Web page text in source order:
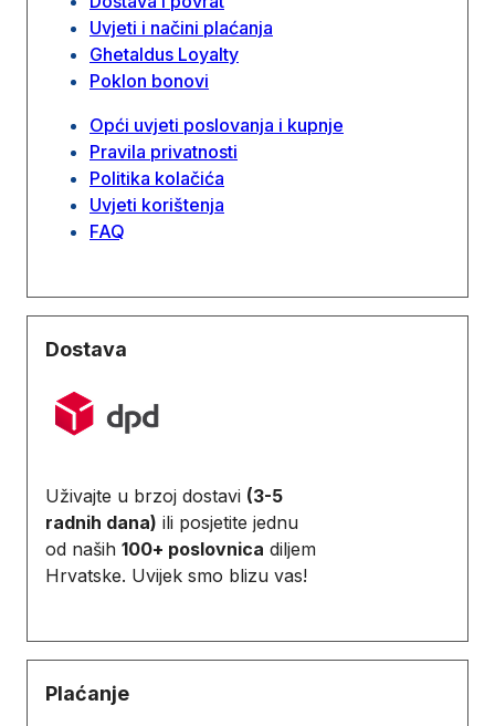
Uvjeti i načini plaćanja
Ghetaldus Loyalty
Poklon bonovi
Opći uvjeti poslovanja i kupnje
Pravila privatnosti
Politika kolačića
Uvjeti korištenja
FAQ
Dostava
Uživajte u brzoj dostavi (3-5
radnih dana) ili posjetite jednu
od naših 100+ poslovnica diljem
Hrvatske. Uvijek smo blizu vas!
Plaćanje